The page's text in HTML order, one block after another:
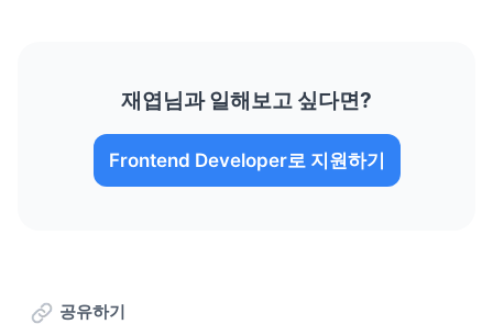
재엽님과 일해보고 싶다면?
Frontend Developer로 지원하기
공유하기